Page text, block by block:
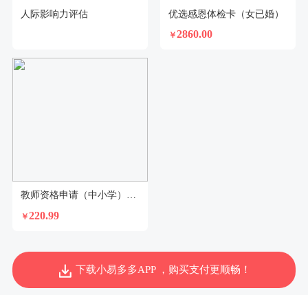
人际影响力评估 优选感恩体检卡（女已婚）
￥2860.00
教师资格申请（中小学）体检套餐
￥220.99
下载小易多多APP ，购买支付更顺畅！